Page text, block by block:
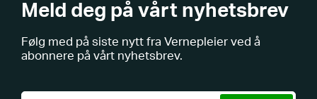
Meld deg på vårt nyhetsbrev
Følg med på siste nytt fra Vernepleier ved å
abonnere på vårt nyhetsbrev.